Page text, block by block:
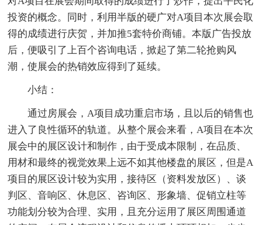
投资的概念。同时，利用半版的硬广对A项目本次展会取
得的成绩进行庆贺，并加推5套特价商铺。本版广告投放
后，便吸引了上百个咨询电话，掀起了第二轮抢购风
潮，使展会的热销效应得到了延续。
小结：
通过房展会，A项目成功重启市场，且以后的销售也
进入了良性循环的轨道。从整个展会来看，A项目在本次
展会中的展区设计和制作，由于受成本限制，在品质、
用材和最终的视觉效果上远不如其他楼盘的展区，但是A
项目的展区设计较为实用，接待区（资料发放区）、谈
判区、音响区、休息区、咨询区、形象墙、促销立柱等
功能划分较为合理、实用，且充分运用了展区周围通道